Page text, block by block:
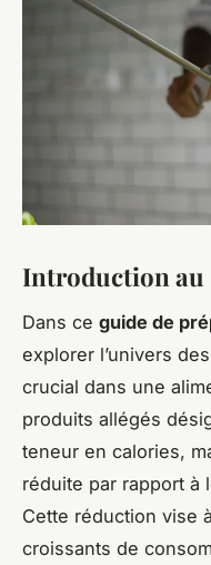
Introduction au
Dans ce guide de
explorer l’univers
crucial dans une
produits allégés
teneur en calories,
réduite par rapport à
Cette réduction vise
croissants de